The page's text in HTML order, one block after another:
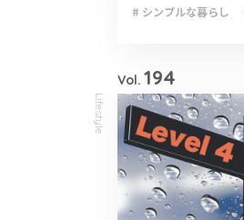
# シンプルな暮らし
Lifestyle
Vol. 194